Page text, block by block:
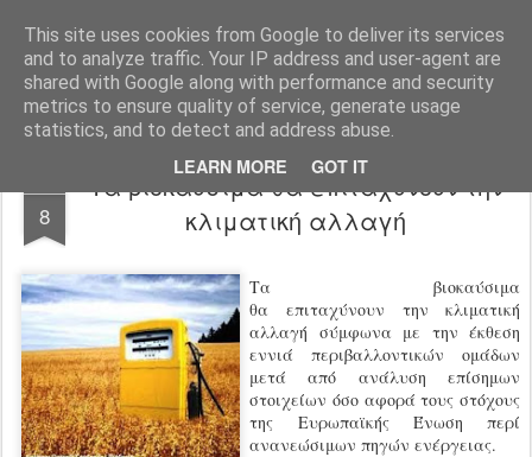
This site uses cookies from Google to deliver its services
and to analyze traffic. Your IP address and user-agent are
shared with Google along with performance and security
metrics to ensure quality of service, generate usage
statistics, and to detect and address abuse.
LEARN MORE GOT IT
Agro-Help.gr
8
Τα βιοκαύσιμα θα επιταχύνουν την
κλιματική αλλαγή
Τα βιοκαύσιμα
θα επιταχύνουν την κλιματική
αλλαγή σύμφωνα με την έκθεση
εννιά περιβαλλοντικών ομάδων
μετά από ανάλυση επίσημων
στοιχείων όσο αφορά τους στόχους
της Ευρωπαϊκής Ένωση περί
ανανεώσιμων πηγών ενέργειας.